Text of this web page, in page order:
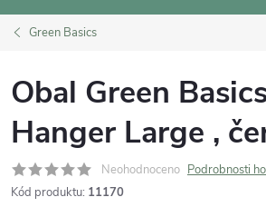
Green Basics
Obal Green
Hanger Large ,
Neohodnoceno Podrobnosti
Kód produktu: 11170